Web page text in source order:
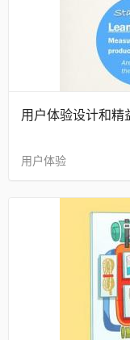
用户体验设计和
用户体验